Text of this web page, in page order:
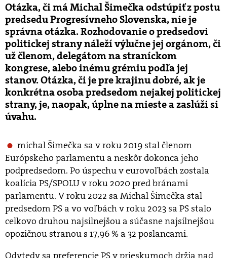
Otázka, či má Michal Šimečka odstúpiť z postu
predsedu Progresívneho Slovenska, nie je
správna otázka. Rozhodovanie o predsedovi
politickej strany náleží výlučne jej orgánom, či
už členom, delegátom na straníckom
kongrese, alebo inému grémiu podľa jej
stanov. Otázka, či je pre krajinu dobré, ak je
konkrétna osoba predsedom nejakej politickej
strany, je, naopak, úplne na mieste a zaslúži si
úvahu.
michal Šimečka sa v roku 2019 stal členom
Európskeho parlamentu a neskôr dokonca jeho
podpredsedom. Po úspechu v eurovoľbách zostala
koalícia PS/SPOLU v roku 2020 pred bránami
parlamentu. V roku 2022 sa Michal Šimečka stal
predsedom PS a vo voľbách v roku 2023 sa PS stalo
celkovo druhou najsilnejšou a súčasne najsilnejšou
opozičnou stranou s 17,96 % a 32 poslancami.
Odvtedy sa preferencie PS v prieskumoch držia nad